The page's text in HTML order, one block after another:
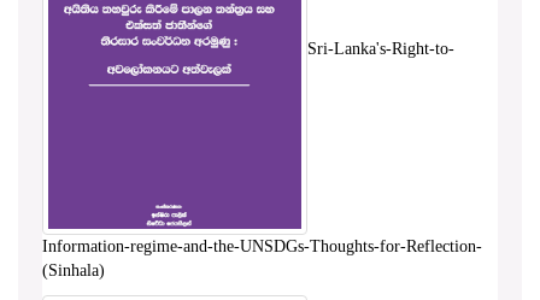
Sri-Lanka's-Right-to-
Information-regime-and-the-UNSDGs-Thoughts-for-Reflection-
(Sinhala)